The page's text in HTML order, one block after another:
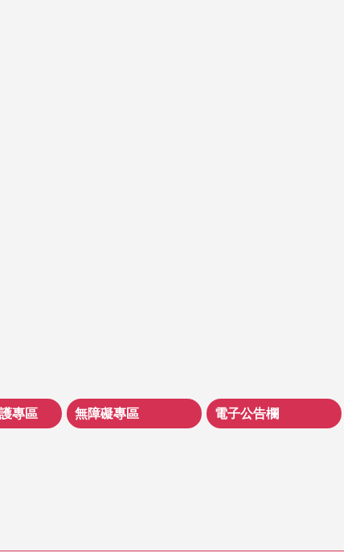
專區 無障礙專區 電子公告欄